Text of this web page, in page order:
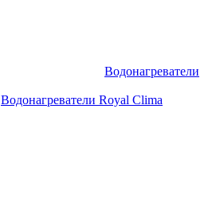
Водонагреватели
Водонагреватели Royal Clima